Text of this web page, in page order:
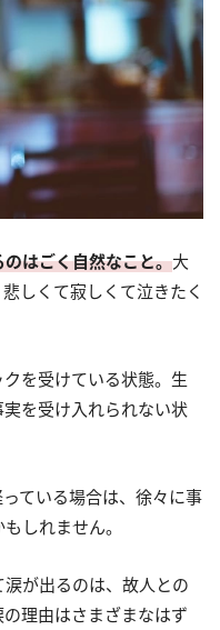
はごく自然なこと。大
しくて寂しくて泣きたく
を受けている状態。生
を受け入れられない状
ている場合は、徐々に事
しれません。
が出るのは、故人との
理由はさまざまなはず